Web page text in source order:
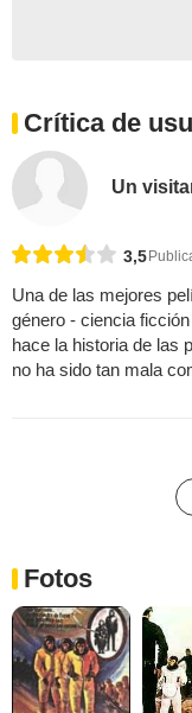
Crítica de
Un
3,5
Una de las mejores
género - ciencia
hace la historia de las
no ha sido tan mala
Fotos